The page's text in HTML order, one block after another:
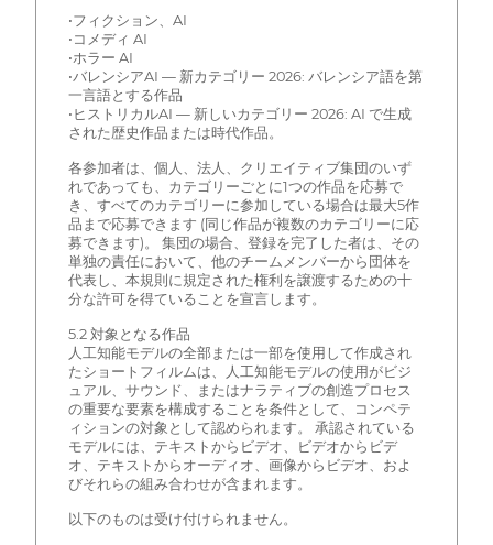
•フィクション、AI
•コメディ AI
•ホラー AI
•バレンシアAI — 新カテゴリー 2026: バレンシア語を第
一言語とする作品
•ヒストリカルAI — 新しいカテゴリー 2026: AI で生成
された歴史作品または時代作品。
各参加者は、個人、法人、クリエイティブ集団のいず
れであっても、カテゴリーごとに1つの作品を応募で
き、すべてのカテゴリーに参加している場合は最大5作
品まで応募できます (同じ作品が複数のカテゴリーに応
募できます)。 集団の場合、登録を完了した者は、その
単独の責任において、他のチームメンバーから団体を
代表し、本規則に規定された権利を譲渡するための十
分な許可を得ていることを宣言します。
5.2 対象となる作品
人工知能モデルの全部または一部を使用して作成され
たショートフィルムは、人工知能モデルの使用がビジ
ュアル、サウンド、またはナラティブの創造プロセス
の重要な要素を構成することを条件として、コンペテ
ィションの対象として認められます。 承認されている
モデルには、テキストからビデオ、ビデオからビデ
オ、テキストからオーディオ、画像からビデオ、およ
びそれらの組み合わせが含まれます。
以下のものは受け付けられません。